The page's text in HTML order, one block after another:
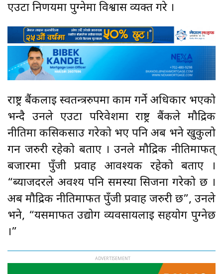
एउटा निर्णयमा पुग्नेमा विश्वास व्यक्त गरे ।
राष्ट्र बैंकलाई स्वतन्त्ररुपमा काम गर्ने अधिकार भएको
भन्दै उनले एउटा परिवेशमा राष्ट्र बैंकले मौद्रिक
नीतिमा कसिकसाउ गरेको भए पनि अब भने खुकुलो
गर्न जरुरी रहेको बताए । उनले मौद्रिक नीतिमार्फत्
बजारमा पुँजी प्रवाह आवश्यक रहेको बताए ।
“ब्याजदरले अवश्य पनि समस्या सिर्जना गरेको छ ।
अब मौद्रिक नीतिमार्फत पुँजी प्रवाह जरुरी छ”, उनले
भने, “यसमार्फत उद्योग व्यवसायलाई सहयोग पुग्नेछ
।”